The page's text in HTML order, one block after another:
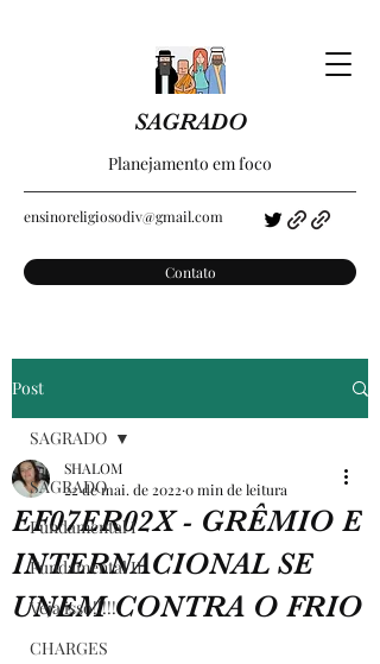
SAGRADO
Planejamento em foco
ensinoreligiosodiv@gmail.com
Contato
Post
SAGRADO
Fundamental I
Fundamental II
Veja isso!!!!!
CHARGES
SAGRADO
EF07ER02X - GRÊMIO E
INTERNACIONAL SE
UNEM CONTRA O FRIO
SHALOM
22 de mai. de 2022 0 min de leitura